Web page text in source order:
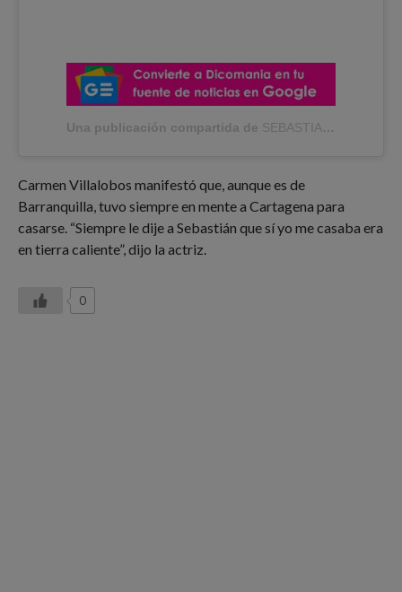
Una publicación compartida de SEBASTIAN CAICEDO
Carmen Villalobos manifestó que, aunque es de
Barranquilla, tuvo siempre en mente a Cartagena para
casarse. “Siempre le dije a Sebastián que sí yo me casaba era
en tierra caliente”, dijo la actriz.
0